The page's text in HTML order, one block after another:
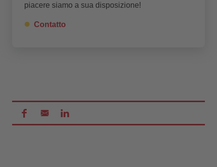
piacere siamo a sua disposizione!
Contatto